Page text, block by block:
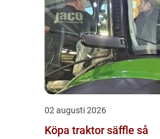
02 augusti 2026
Köpa traktor säffle så